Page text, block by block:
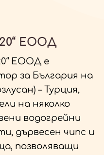
ЕООД
ЕООД е
за България на
– Турция,
на няколко
водогрейни
дървесен чипс и
позволяващи